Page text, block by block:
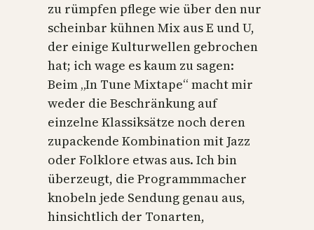
zu rümpfen pflege wie über den nur
scheinbar kühnen Mix aus E und U,
der einige Kulturwellen gebrochen
hat; ich wage es kaum zu sagen:
Beim „In Tune Mixtape“ macht mir
weder die Beschränkung auf
einzelne Klassiksätze noch deren
zupackende Kombination mit Jazz
oder Folklore etwas aus. Ich bin
überzeugt, die Programmmacher
knobeln jede Sendung genau aus,
hinsichtlich der Tonarten,